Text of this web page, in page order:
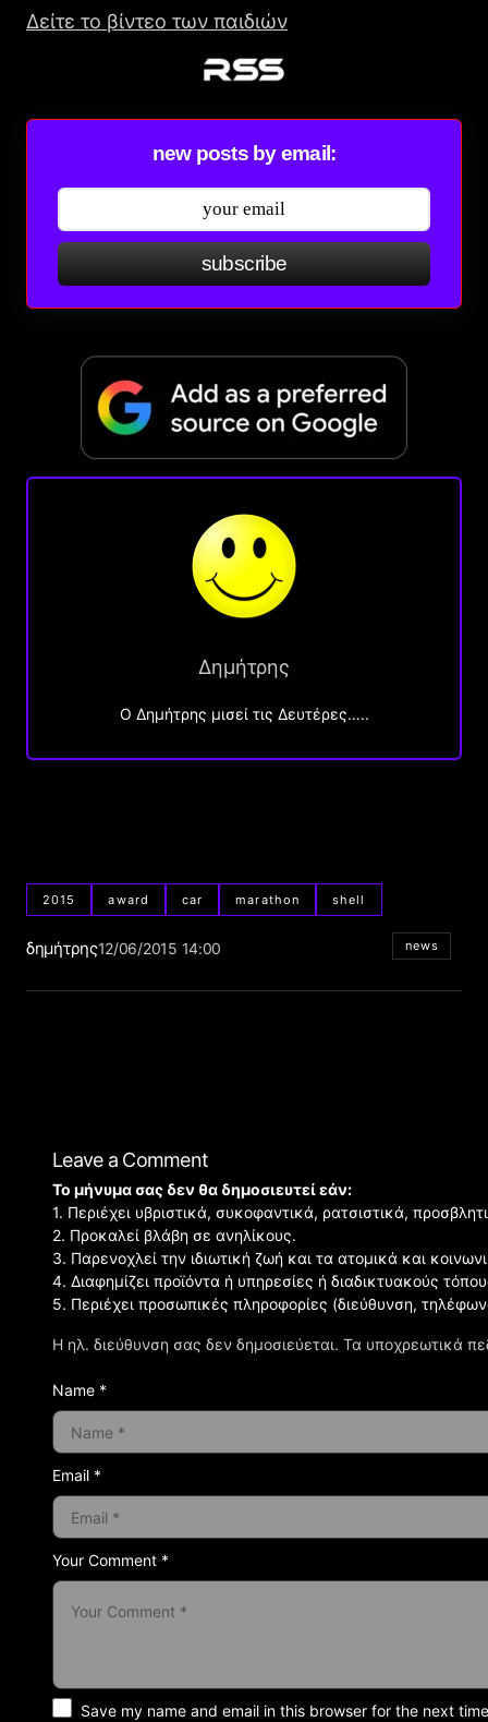
Δείτε το βίντεο των παιδιών
new posts by email:
subscribe
Δημήτρης
O Δημήτρης μισεί τις Δευτέρες…..
2015 award car marathon shell
δημήτρης12/06/2015 14:00 news
Leave a Comment
Η ηλ. διεύθυνση σας δεν δημοσιεύεται. Τα υποχρεωτικά
Your Comment *
Το μήνυμα σας δεν θα δημοσιευτεί εάν:
1. Περιέχει υβριστικά, συκοφαντικά, ρατσιστικά,
2. Προκαλεί βλάβη σε ανηλίκους.
3. Παρενοχλεί την ιδιωτική ζωή και τα ατομικά και
4. Διαφημίζει προϊόντα ή υπηρεσίες ή διαδικτυακούς
5. Περιέχει προσωπικές πληροφορίες (διεύθυνση,
Name *
Email *
Save my name and email in this browser for the next